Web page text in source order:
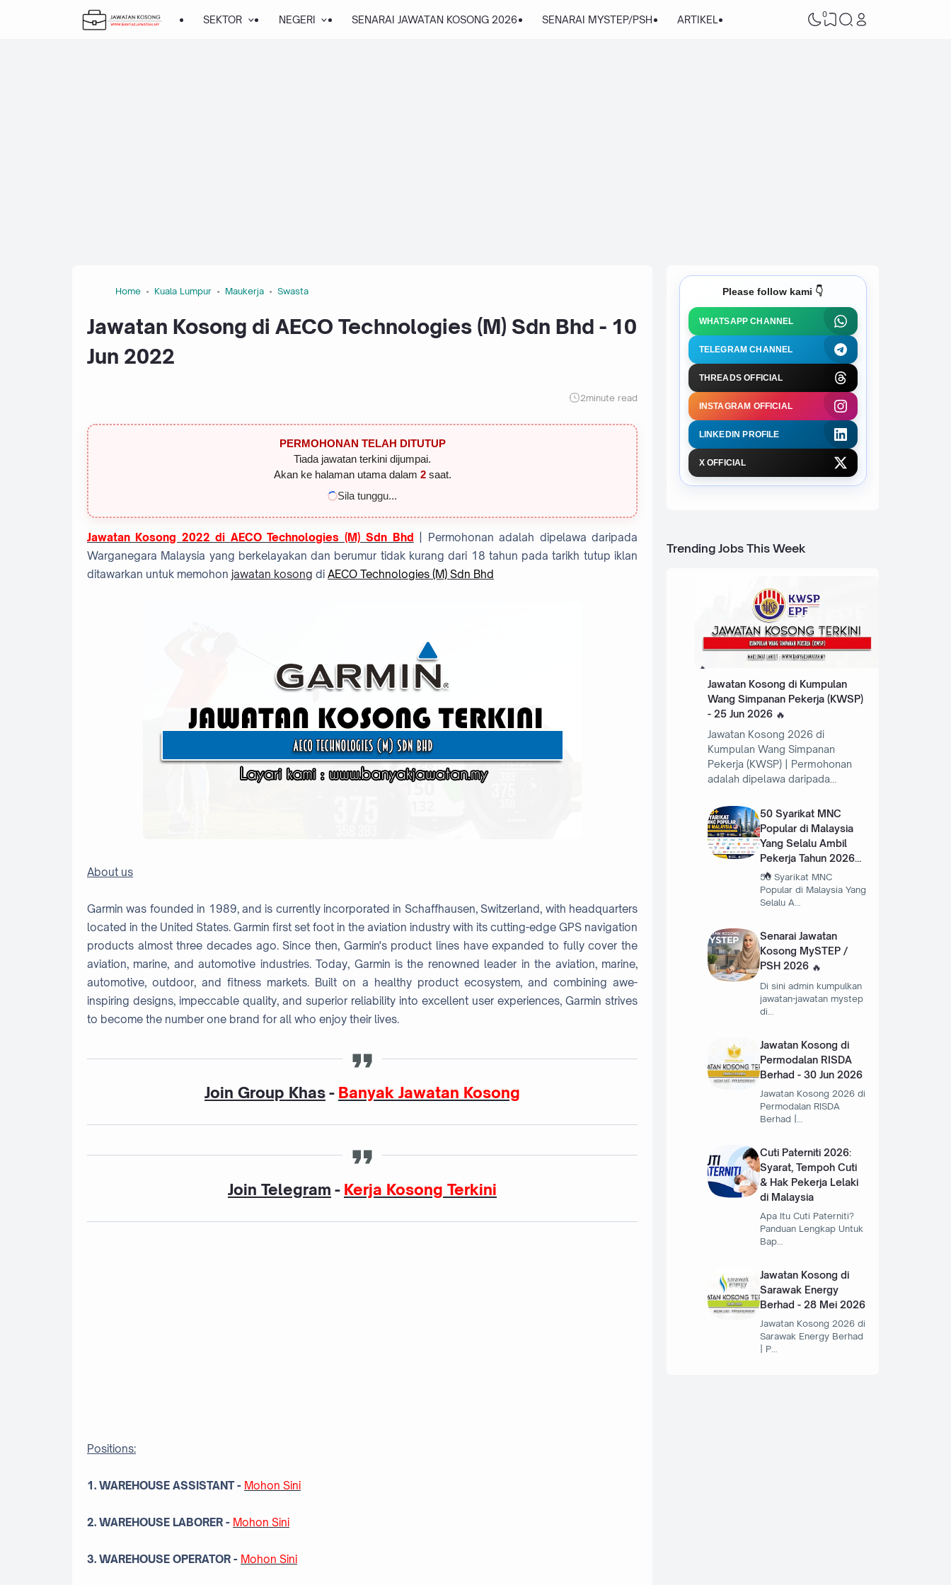
SEKTOR NEGERI SENARAI JAWATAN KOSONG 2026 SENARAI MYSTEP/PSH ARTIKEL 0
Home Kuala Lumpur Maukerja Swasta
Jawatan Kosong di AECO Technologies (M) Sdn Bhd - 10
Jun 2022
2minute read
PERMOHONAN TELAH DITUTUP
Tiada jawatan terkini dijumpai.
Akan ke halaman utama dalam 1saat.
Sila tunggu...
Jawatan Kosong 2022 di AECO Technologies (M) Sdn Bhd
| Permohonan adalah dipelawa daripada
Warganegara Malaysia yang berkelayakan dan berumur tidak kurang dari 18 tahun pada tarikh tutup iklan
ditawarkan untuk memohon jawatan kosong di AECO Technologies (M) Sdn Bhd
About us
Garmin was founded in 1989, and is currently incorporated in Schaffhausen, Switzerland, with headquarters
located in the United States. Garmin first set foot in the aviation industry with its cutting-edge GPS navigation
products almost three decades ago. Since then, Garmin's product lines have expanded to fully cover the
aviation, marine, and automotive industries. Today, Garmin is the renowned leader in the aviation, marine,
automotive, outdoor, and fitness markets. Built on a healthy product ecosystem, and combining awe-
inspiring designs, impeccable quality, and superior reliability into excellent user experiences, Garmin strives
to become the number one brand for all who enjoy their lives.
Join Group Khas- Banyak Jawatan Kosong
Join Telegram - Kerja Kosong Terkini
Positions:
1. WAREHOUSE ASSISTANT- Mohon Sini
2. WAREHOUSE LABORER - Mohon Sini
3. WAREHOUSE OPERATOR - Mohon Sini
Please follow kami 👇
WHATSAPP CHANNEL
TELEGRAM CHANNEL
THREADS OFFICIAL
INSTAGRAM OFFICIAL
LINKEDIN PROFILE
X OFFICIAL
Trending Jobs This Week
Jawatan Kosong di Kumpulan
Wang Simpanan Pekerja (KWSP)
- 25 Jun 2026
Jawatan Kosong 2026 di
Kumpulan Wang Simpanan
Pekerja (KWSP) | Permohonan
adalah dipelawa daripada…
50 Syarikat MNC
Popular di Malaysia
Yang Selalu Ambil
Pekerja Tahun 2026
50 Syarikat MNC
Popular di Malaysia Yang
Selalu A…
Senarai Jawatan
Kosong MySTEP /
PSH 2026
Di sini admin kumpulkan
jawatan-jawatan mystep
di…
Jawatan Kosong di
Permodalan RISDA
Berhad - 30 Jun 2026
Jawatan Kosong 2026 di
Permodalan RISDA
Cuti Paterniti 2026:
Syarat, Tempoh Cuti
& Hak Pekerja Lelaki
di Malaysia
Apa Itu Cuti Paterniti?
Panduan Lengkap Untuk
Bap…
Jawatan Kosong di
Sarawak Energy
Berhad - 28 Mei 2026
Jawatan Kosong 2026 di
Sarawak Energy Berhad
| P…